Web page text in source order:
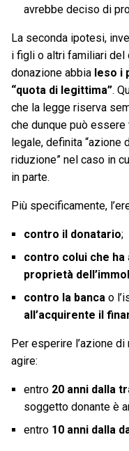
avrebbe deciso di
La seconda ipotesi,
i figli o altri familiari del
donazione abbia leso i
“quota di legittima”.
che la legge riserva
che dunque può
legale, definita “azione
riduzione” nel caso in
in parte.
Più specificamente,
contro il donatario;
contro colui che
proprietà
contro la bancao
all’acquirente il
Per esperire l’azione
agire:
entro 20 anni dalla
soggetto donante è
entro 10 anni dalla